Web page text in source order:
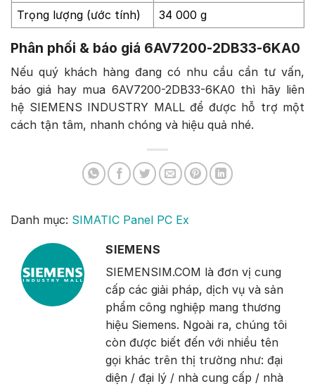
Trọng lượng (ước tính) 34 000 g
Phân phối & báo giá 6AV7200-2DB33-6KA0
Nếu quý khách hàng đang có nhu cầu cần tư vấn,
báo giá hay mua 6AV7200-2DB33-6KA0 thì hãy liên
hệ SIEMENS INDUSTRY MALL để được hỗ trợ một
cách tận tâm, nhanh chóng và hiệu quả nhé.
Danh mục: SIMATIC Panel PC Ex
SIEMENS
SIEMENSIM.COM là đơn vị cung
cấp các giải pháp, dịch vụ và sản
phẩm công nghiệp mang thương
hiệu Siemens. Ngoài ra, chúng tôi
còn được biết đến với nhiều tên
gọi khác trên thị trường như: đại
diện / đại lý / nhà cung cấp / nhà